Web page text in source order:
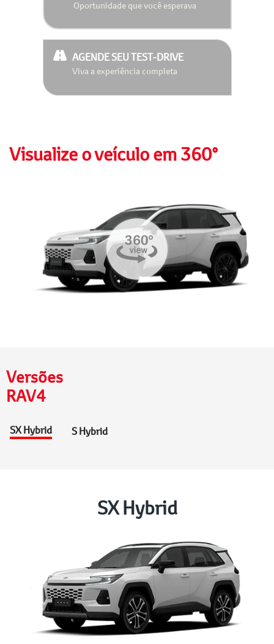
Oportunidade que você esperava
AGENDE SEU TEST-DRIVE
Viva a experiência completa
Visualize o veículo em 360°
Versões
RAV4
SX Hybrid S Hybrid
SX Hybrid